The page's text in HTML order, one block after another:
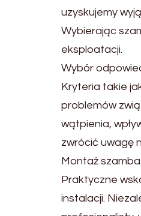
uzyskujemy
Wybierając
eksploatacji.
Wybór
Kryteria takie
problemów
wątpienia,
zwrócić uwagę
Montaż
Praktyczne
instalacji.